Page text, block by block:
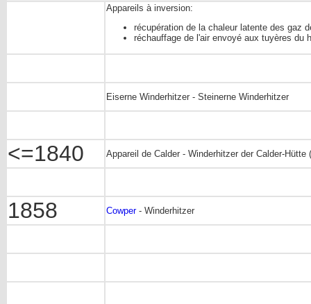
Appareils à inversion:
récupération de la chaleur latente des gaz
réchauffage de l'air envoyé aux tuyères du
Eiserne Winderhitzer - Steinerne Winderhitzer
<=1840 Appareil de Calder - Winderhitzer der Calder-
1858 Cowper- Winderhitzer